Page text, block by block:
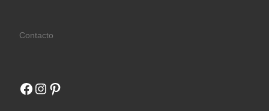
Contacto
Facebook
Instagram
Pinterest